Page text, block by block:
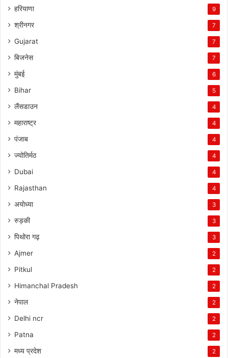
हरियाणा 9
श्रीनगर 7
Gujarat 7
बिजनेस 7
मुंबई 6
Bihar 5
लैंसडाउन 4
महाराष्ट्र 4
पंजाब 4
ज्योतिर्मठ 4
Dubai 4
Rajasthan 4
अयोध्या 3
रुड़की 3
पिथोरा गढ़ 3
Ajmer 2
Pitkul 2
Himanchal Pradesh 2
नेपाल 2
Delhi ncr 2
Patna 2
मध्य प्रदेश 2